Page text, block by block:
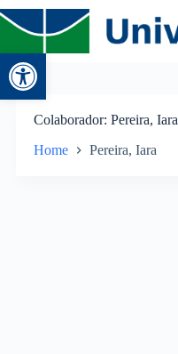
Abrir a barra
Colaborador Pereira, Iara
Home Pereira, Iara